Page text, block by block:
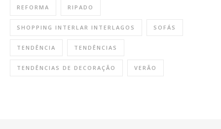
REFORMA RIPADO
SHOPPING INTERLAR INTERLAGOS SOFÁS
TENDÊNCIA TENDÊNCIAS
TENDÊNCIAS DE DECORAÇÃO VERÃO